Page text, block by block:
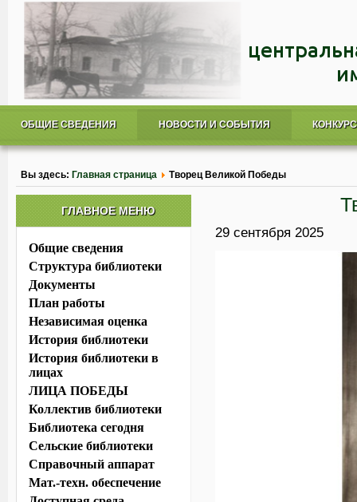
ОБЩИЕ СВЕДЕНИЯ НОВОСТИ И СОБЫТИЯ
Вы здесь: Главная страница Творец Великой Победы
29 сентября 2025
ГЛАВНОЕ МЕНЮ
Общие сведения
Структура библиотеки
Документы
План работы
Независимая оценка
История библиотеки
История библиотеки в
лицах
ЛИЦА ПОБЕДЫ
Коллектив библиотеки
Библиотека сегодня
Сельские библиотеки
Справочный аппарат
Мат.-техн. обеспечение